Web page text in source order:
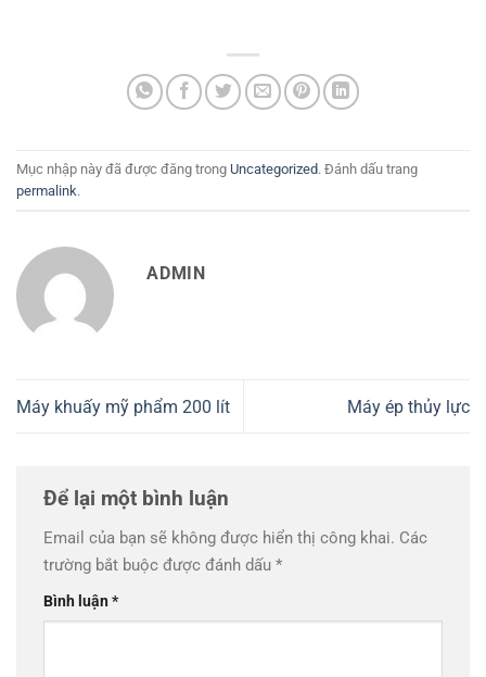
Mục nhập này đã được đăng trong Uncategorized. Đánh dấu trang
permalink.
ADMIN
Máy khuấy mỹ phẩm 200 lít Máy ép thủy lực
Để lại một bình luận
Email của bạn sẽ không được hiển thị công khai. Các
trường bắt buộc được đánh dấu *
Bình luận*